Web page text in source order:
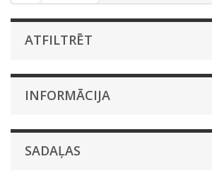
ATFILTRĒT
INFORMĀCIJA
SADAĻAS